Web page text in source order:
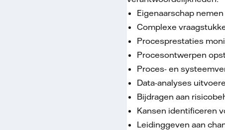
Eigenaarschap
Complexe
Procesprestaties
Procesontwerpen
Proces- en
Data-analyses
Bijdragen aan
Kansen identificeren
Leidinggeven aan